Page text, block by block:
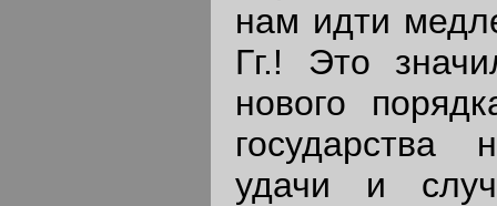
нам идти
Гг.! Это
нового
государства
удачи и